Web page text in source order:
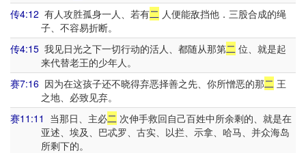
传4:12 有人攻胜孤身一人、若有二 人便能敌挡他．三股合成的绳
子、不容易折断。
传4:15 我见日光之下一切行动的活人、都随从那第二 位、就是起
来代替老王的少年人。
赛7:16 因为在这孩子还不晓得弃恶择善之先、你所憎恶的那二 王
之地、必致见弃。
赛11:11 当那日、主必二 次伸手救回自己百姓中所余剩的、就是在
亚述、埃及、巴忒罗、古实、以拦、示拿、哈马、并众海岛
所剩下的。